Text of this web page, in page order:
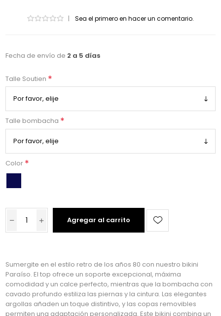
| Sea el primero en hacer un comentario.
Fecha de envío de 2 a 5 días
Talle Soutien *
Talle bombacha *
Color *
Agregar al carrito
Sumergite en el estilo retro de los años 80 con nuestro bikini
Paraíso. El top ofrece un soporte excepcional, máxima
comodidad y un calce perfecto, mientras que la bombacha con
cavado profundo estiliza las piernas y la cintura. Las elegantes
argollas añaden un toque distintivo, y las copas removibles
permiten una adaptación personalizada. Este bikini combina un